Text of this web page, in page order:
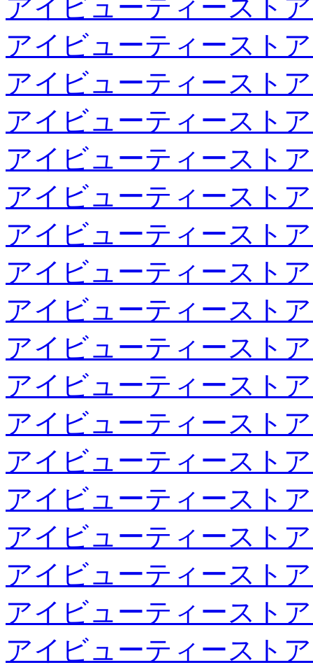
アイビューティースト
アイビューティースト
アイビューティースト
アイビューティースト
アイビューティースト
アイビューティースト
アイビューティースト
アイビューティースト
アイビューティースト
アイビューティースト
アイビューティースト
アイビューティースト
アイビューティースト
アイビューティースト
アイビューティースト
アイビューティースト
アイビューティースト
アイビューティースト